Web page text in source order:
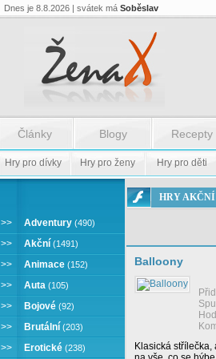
Dnes je 8.8.2026 | svátek má Soběslav
Články Blogy Recepty
Hry pro dívky Hry pro ženy Hry pro děti
AKČNÍ
>> Adventury (490)
>> Akční (1491)
>> Animace (152)
>> Auta (105)
>> Bojové (92)
>> Brutální (203)
>> Erotické (238)
HRY AKČNÍ
Balloony
Klasická střílečka,